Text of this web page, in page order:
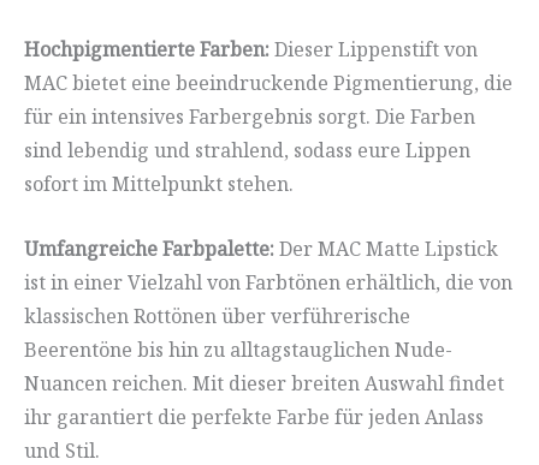
Hochpigmentierte Farben: Dieser Lippenstift von
MAC bietet eine beeindruckende Pigmentierung, die
für ein intensives Farbergebnis sorgt. Die Farben
sind lebendig und strahlend, sodass eure Lippen
sofort im Mittelpunkt stehen.
Umfangreiche Farbpalette: Der MAC Matte Lipstick
ist in einer Vielzahl von Farbtönen erhältlich, die von
klassischen Rottönen über verführerische
Beerentöne bis hin zu alltagstauglichen Nude-
Nuancen reichen. Mit dieser breiten Auswahl findet
ihr garantiert die perfekte Farbe für jeden Anlass
und Stil.